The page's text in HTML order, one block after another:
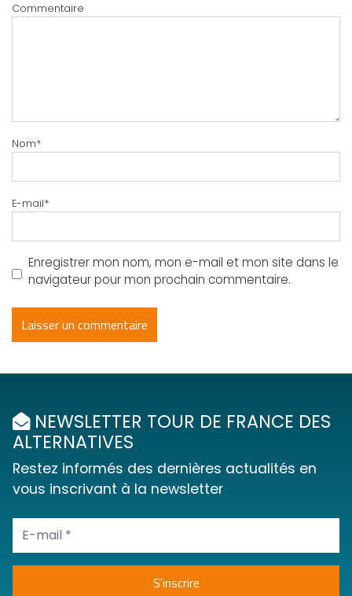
Commentaire
Nom*
E-mail*
Enregistrer mon nom, mon e-mail et mon site dans le
navigateur pour mon prochain commentaire.
NEWSLETTER TOUR DE FRANCE DES
ALTERNATIVES
Restez informés des dernières actualités en
vous inscrivant à la newsletter